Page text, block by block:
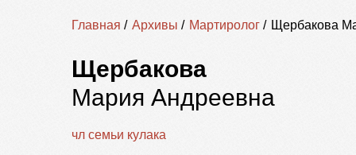
Главная / Архивы / Мартиролог / Щербакова
Щербакова
Мария Андреевна
чл семьи кулака